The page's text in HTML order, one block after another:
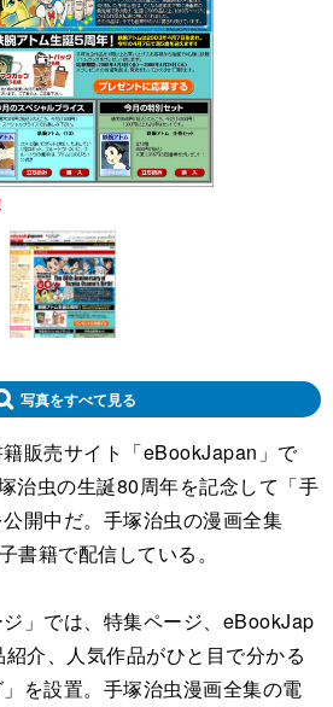
写真をすべて見る
販売サイト「eBookJapan」で
治虫の生誕80周年を記念して「手
開中だ。手塚治虫の漫画全集
書籍で配信している。
」では、特集ページ、eBookJap
介、人気作品がひと目で分かる
」を設置。手塚治虫漫画全集の電